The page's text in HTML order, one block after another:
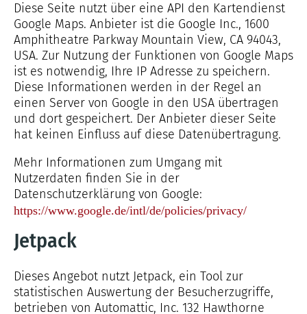
Diese Seite nutzt über eine API den Kartendienst
Google Maps. Anbieter ist die Google Inc., 1600
Amphitheatre Parkway Mountain View, CA 94043,
USA. Zur Nutzung der Funktionen von Google Maps
ist es notwendig, Ihre IP Adresse zu speichern.
Diese Informationen werden in der Regel an
einen Server von Google in den USA übertragen
und dort gespeichert. Der Anbieter dieser Seite
hat keinen Einfluss auf diese Datenübertragung.
Mehr Informationen zum Umgang mit
Nutzerdaten finden Sie in der
Datenschutzerklärung von Google:
https://www.google.de/intl/de/policies/privacy/
Jetpack
Dieses Angebot nutzt Jetpack, ein Tool zur
statistischen Auswertung der Besucherzugriffe,
betrieben von Automattic, Inc. 132 Hawthorne